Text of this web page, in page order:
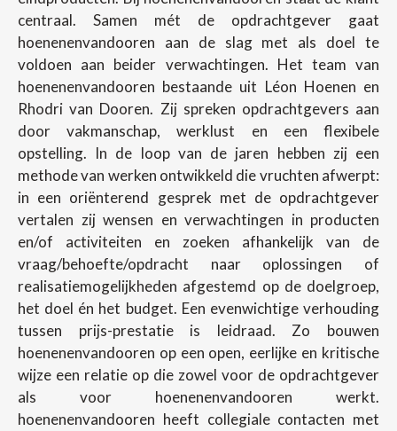
centraal. Samen mét de opdrachtgever gaat
hoenenenvandooren aan de slag met als doel te
voldoen aan beider verwachtingen. Het team van
hoenenenvandooren bestaande uit Léon Hoenen en
Rhodri van Dooren. Zij spreken opdrachtgevers aan
door vakmanschap, werklust en een flexibele
opstelling. In de loop van de jaren hebben zij een
methode van werken ontwikkeld die vruchten afwerpt:
in een oriënterend gesprek met de opdrachtgever
vertalen zij wensen en verwachtingen in producten
en/of activiteiten en zoeken afhankelijk van de
vraag/behoefte/opdracht naar oplossingen of
realisatiemogelijkheden afgestemd op de doelgroep,
het doel én het budget. Een evenwichtige verhouding
tussen prijs-prestatie is leidraad. Zo bouwen
hoenenenvandooren op een open, eerlijke en kritische
wijze een relatie op die zowel voor de opdrachtgever
als voor hoenenenvandooren werkt.
hoenenenvandooren heeft collegiale contacten met